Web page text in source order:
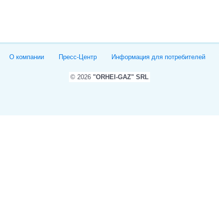
О компании Пресс-Центр Информация для потребителей
© 2026 "ORHEI-GAZ" SRL